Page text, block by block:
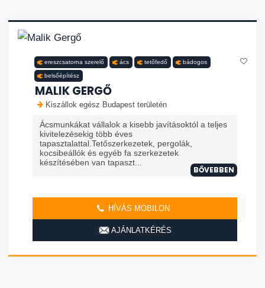
ereszcsatorna szerelő ács tetőfedő bádogos
belsőépítész
MALIK GERGŐ
Kiszállok egész Budapest területén
Ácsmunkákat vállalok a kisebb javításoktól a teljes
kivitelezésekig több éves
tapasztalattal.Tetőszerkezetek, pergolák,
kocsibeállók és egyéb fa szerkezetek
készítésében van tapaszt...
BŐVEBBEN
HÍVÁS MOBILON
AJÁNLATKÉRÉS